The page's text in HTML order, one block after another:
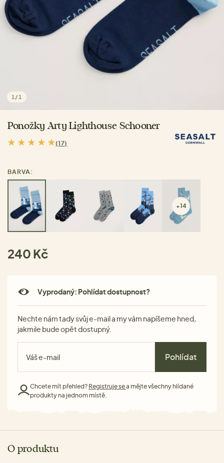
1 / 1
Ponožky Arty Lighthouse Schooner
(17)
BARVA:
+14
240 Kč
Vyprodaný: Pohlídat dostupnost?
Nechte nám tady svůj e-mail a my vám napíšeme hned,
jakmile bude opět dostupný.
Pohlídat
Chcete mít přehled? Registruje sea mějte všechny hlídané
produkty na jednom místě.
O produktu